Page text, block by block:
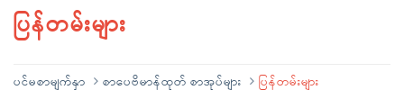
ပြန်တမ်းများ
ပင်မစာမျက်နှာ စာပေဗိမာန်ထုတ် စာအုပ်များ ပြန်တမ်းများ